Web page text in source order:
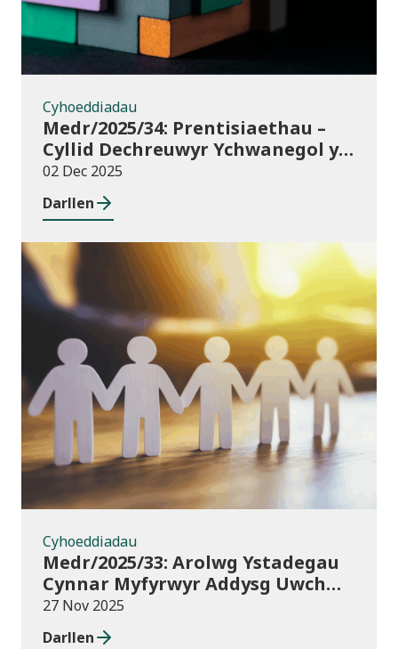
Cyhoeddiadau
Medr/2025/34: Prentisiaethau –
Cyllid Dechreuwyr Ychwanegol y
Rhaglen Lywodraethu
02 Dec 2025
Darllen
Cyhoeddiadau
Cyhoeddiadau
Medr/2025/33: Arolwg Ystadegau
Cynnar Myfyrwyr Addysg Uwch
2025/26
27 Nov 2025
Darllen